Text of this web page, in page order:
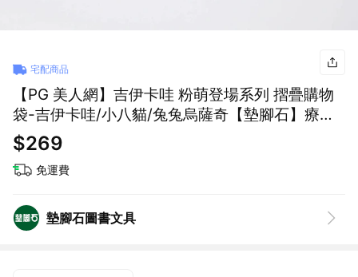
宅配商品
【PG 美人網】吉伊卡哇 粉萌登場系列 摺疊購物
袋-吉伊卡哇/小八貓/兔兔烏薩奇【墊腳石】療癒
系 環保提袋出貨時間約3~14日工作天(不含例假
日) 預購
$269
免運費
墊腳石圖書文具